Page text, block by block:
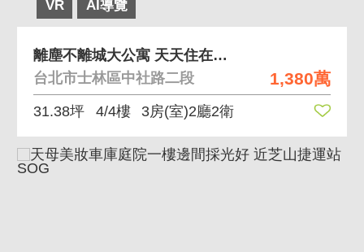
VR AI導覽
1,380萬
離塵不離城大公寓 天天住在風景裡 綠意景觀美寓
台北市士林區中社路二段
31.38坪 4/4樓 3房(室)2廳2衛